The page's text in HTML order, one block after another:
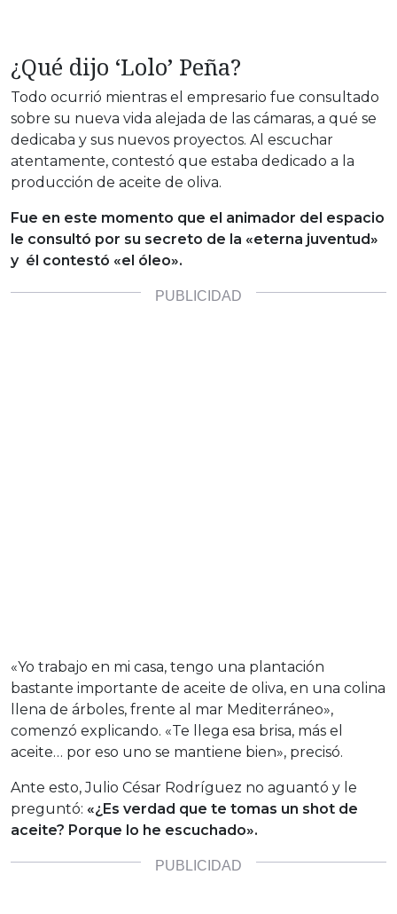
¿Qué dijo ‘Lolo’ Peña?
Todo ocurrió mientras el empresario fue consultado
sobre su nueva vida alejada de las cámaras, a qué se
dedicaba y sus nuevos proyectos. Al escuchar
atentamente, contestó que estaba dedicado a la
producción de aceite de oliva.
Fue en este momento que el animador del espacio
le consultó por su secreto de la «eterna juventud»
y él contestó «el óleo».
«Yo trabajo en mi casa, tengo una plantación
bastante importante de aceite de oliva, en una colina
llena de árboles, frente al mar Mediterráneo»,
comenzó explicando. «Te llega esa brisa, más el
aceite… por eso uno se mantiene bien», precisó.
Ante esto, Julio César Rodríguez no aguantó y le
preguntó: «¿Es verdad que te tomas un shot de
aceite? Porque lo he escuchado».